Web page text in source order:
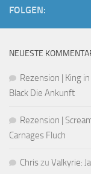
FOLGEN:
NEUESTE
Rezension | King
Black Die Ankunft
Rezension |
Carnages Fluch
Chriszu Valkyrie: